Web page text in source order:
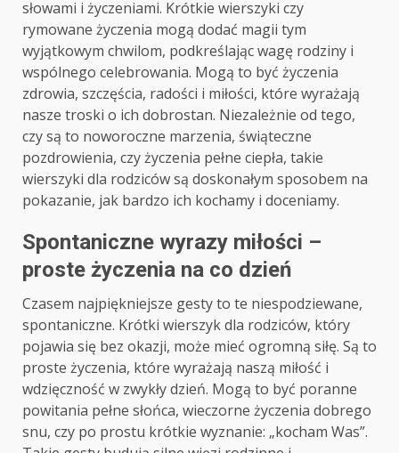
słowami i życzeniami. Krótkie wierszyki czy
rymowane życzenia mogą dodać magii tym
wyjątkowym chwilom, podkreślając wagę rodziny i
wspólnego celebrowania. Mogą to być życzenia
zdrowia, szczęścia, radości i miłości, które wyrażają
nasze troski o ich dobrostan. Niezależnie od tego,
czy są to noworoczne marzenia, świąteczne
pozdrowienia, czy życzenia pełne ciepła, takie
wierszyki dla rodziców są doskonałym sposobem na
pokazanie, jak bardzo ich kochamy i doceniamy.
Spontaniczne wyrazy miłości –
proste życzenia na co dzień
Czasem najpiękniejsze gesty to te niespodziewane,
spontaniczne. Krótki wierszyk dla rodziców, który
pojawia się bez okazji, może mieć ogromną siłę. Są to
proste życzenia, które wyrażają naszą miłość i
wdzięczność w zwykły dzień. Mogą to być poranne
powitania pełne słońca, wieczorne życzenia dobrego
snu, czy po prostu krótkie wyznanie: „kocham Was”.